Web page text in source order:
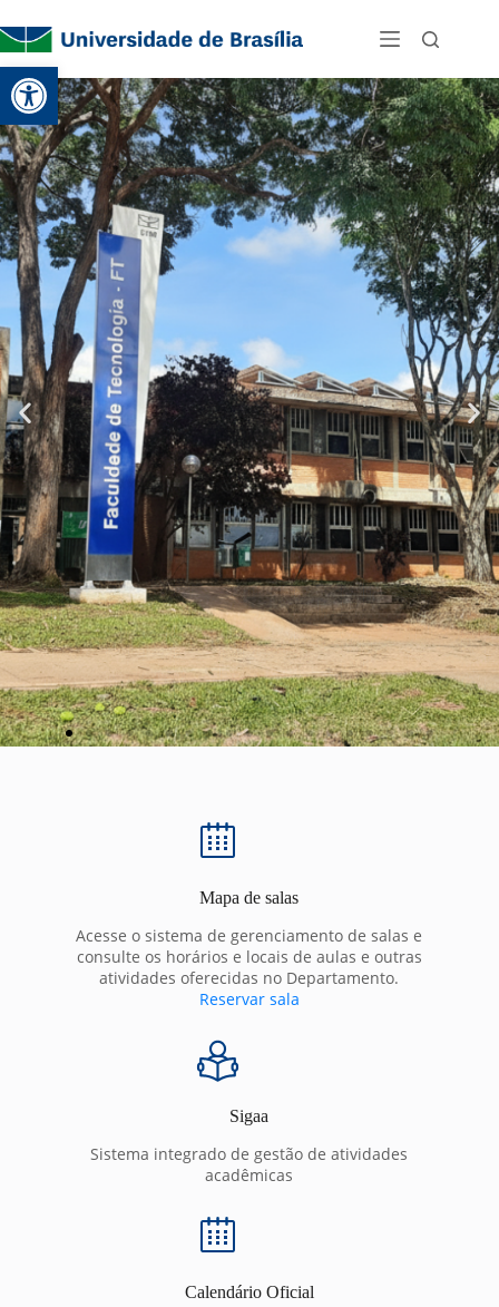
Abrir a barra de ferramentas
Mapa de salas
Acesse o sistema de gerenciamento de salas e
consulte os horários e locais de aulas e outras
atividades oferecidas no Departamento.
Reservar sala
Sigaa
Sistema integrado de gestão de atividades
acadêmicas
Calendário Oficial